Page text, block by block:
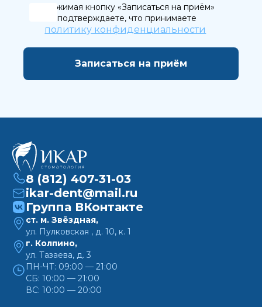
Нажимая кнопку «Записаться на приём»
вы подтверждаете, что принимаете
политику конфиденциальности
8 (812) 407-31-03
ikar-dent@mail.ru
Группа ВКонтакте
ст. м. Звёздная,
ул. Пулковская , д. 10, к. 1
г. Колпино,
ул. Тазаева, д. 3
ПН-ЧТ: 09:00 — 21:00
СБ: 10:00 — 21:00
ВС: 10:00 — 20:00